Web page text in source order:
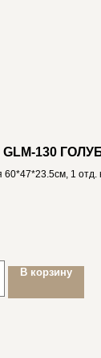
GLM-130
1 отд.
В корзину